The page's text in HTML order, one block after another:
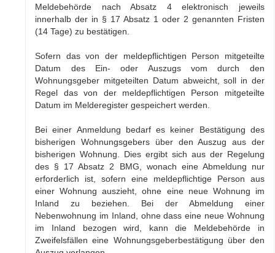
Meldebehörde nach Absatz 4 elektronisch jeweils
innerhalb der in § 17 Absatz 1 oder 2 genannten Fristen
(14 Tage) zu bestätigen.
Sofern das von der meldepflichtigen Person mitgeteilte
Datum des Ein- oder Auszugs vom durch den
Wohnungsgeber mitgeteilten Datum abweicht, soll in der
Regel das von der meldepflichtigen Person mitgeteilte
Datum im Melderegister gespeichert werden.
Bei einer Anmeldung bedarf es keiner Bestätigung des
bisherigen Wohnungsgebers über den Auszug aus der
bisherigen Wohnung. Dies ergibt sich aus der Regelung
des § 17 Absatz 2 BMG, wonach eine Abmeldung nur
erforderlich ist, sofern eine meldepflichtige Person aus
einer Wohnung auszieht, ohne eine neue Wohnung im
Inland zu beziehen. Bei der Abmeldung einer
Nebenwohnung im Inland, ohne dass eine neue Wohnung
im Inland bezogen wird, kann die Meldebehörde in
Zweifelsfällen eine Wohnungsgeberbestätigung über den